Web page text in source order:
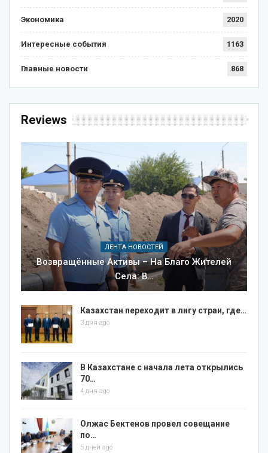
Экономика 2020
Интересные события 1163
Главные новости 868
Reviews
ЛЕНТА НОВОСТЕЙ
Возвращённые Активы – На Благо Жителей
Села: В…
Казахстан переходит в лигу стран, где…
3 дня ago
В Казахстане с начала лета открылись
70…
4 дня ago
Олжас Бектенов провел совещание
по…
5 дней ago